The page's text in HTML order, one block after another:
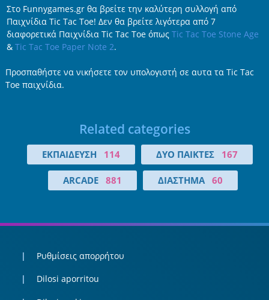
Στο Funnygames.gr θα βρείτε την καλύτερη συλλογή από
Παιχνίδια Tic Tac Toe! Δεν θα βρείτε λιγότερα από 7
διαφορετικά Παιχνίδια Tic Tac Toe όπως Tic Tac Toe Stone Age
& Tic Tac Toe Paper Note 2.
Προσπαθήστε να νικήσετε τον υπολογιστή σε αυτα τα Tic Tac
Toe παιχνίδια.
Related categories
ΕΚΠΑΊΔΕΥΣΗ 114 ΔΎΟ ΠΑΊΚΤΕΣ 167
ARCADE 881 ΔΙΆΣΤΗΜΑ 60
Ρυθμίσεις απορρήτου
Dilosi aporritou